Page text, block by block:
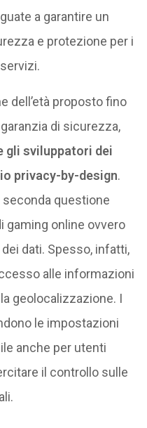
a garantire un
e protezione per i
dell’età proposto fino
di sicurezza,
gli sviluppatori dei
privacy-by-design.
seconda questione
gaming online ovvero
dati. Spesso, infatti,
alle informazioni
geolocalizzazione. I
le impostazioni
anche per utenti
il controllo sulle